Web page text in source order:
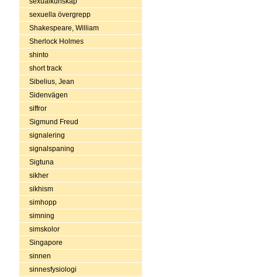
sexuella övergrepp
Shakespeare, William
Sherlock Holmes
shinto
short track
Sibelius, Jean
Sidenvägen
siffror
Sigmund Freud
signalering
signalspaning
Sigtuna
sikher
sikhism
simhopp
simning
simskolor
Singapore
sinnen
sinnesfysiologi